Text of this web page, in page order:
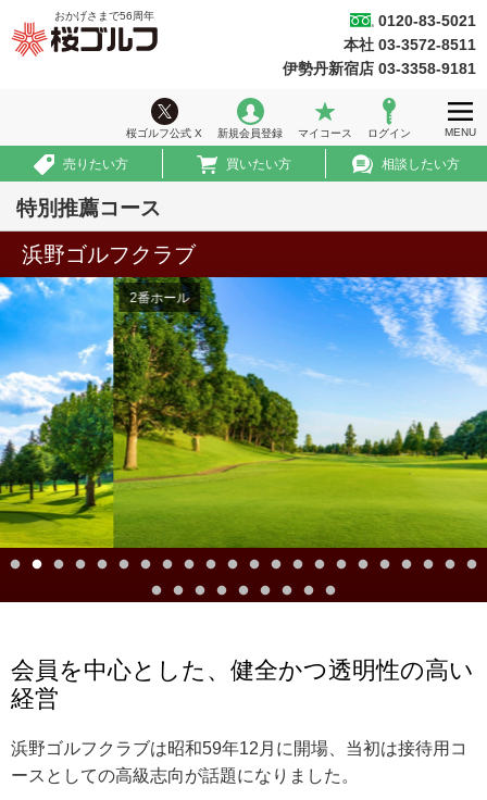
ホーム
ウィークリー情報
ゴルフ会員権情報
初めての方へ
法人のお客様
会社案内
採用情報
おかげさまで56 周年
桜ゴルフ公式 X 新規会員登録 マイコース ログイン MENU
0120-83-5021
本社 03-3572-8511
伊勢丹新宿店 03-3358-9181
売りたい方 買いたい方 相談したい方
特別推薦コース
浜野ゴルフクラブ
2番ホール
会員を中心とした、健全かつ透明性の高い
経営
浜野ゴルフクラブは昭和59年12月に開場、当初は接待用コ
ースとしての高級志向が話題になりました。